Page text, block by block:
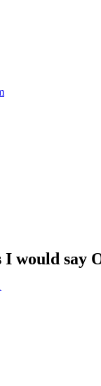
would say